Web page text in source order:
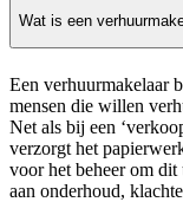
Wat is een
Een verhuurmakelaar
mensen die willen
Net als bij een
verzorgt het
voor het beheer om dit
aan onderhoud,